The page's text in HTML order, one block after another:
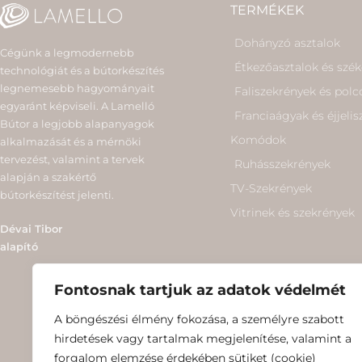
Fontosnak tartjuk az adatok védelmét
A böngészési élmény fokozása, a személyre szabott
hirdetések vagy tartalmak megjelenítése, valamint a
forgalom elemzése érdekében sütiket (cookie)
Cégünk a legmodernebb
technológiát és a bútorkészítés
legnemesebb hagyományait
egyaránt képviseli. A Lamelló
Bútor a legjobb alapanyagok
alkalmazását és a mérnöki
tervezést, valamint a tervek
alapján a szakértő
bútorkészítést jelenti.
Dévai Tibor
alapító
TERMÉKEK
Dohányzó asztalok
Étkezőasztalok és
Faliszekrények és
Franciaágyak és
Komódok
Ruhásszekrények
TV-Szekrények
Vitrinek és szekrények